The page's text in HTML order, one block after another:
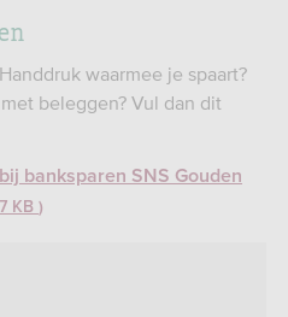
waarmee je spaart?
beleggen? Vul dan dit
banksparen SNS Gouden
KB